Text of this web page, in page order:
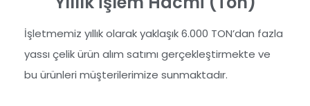
İşletmemiz yıllık olarak yaklaşık 6.000 TON’dan fazla
yassı çelik ürün alım satımı gerçekleştirmekte ve
bu ürünleri müşterilerimize sunmaktadır.